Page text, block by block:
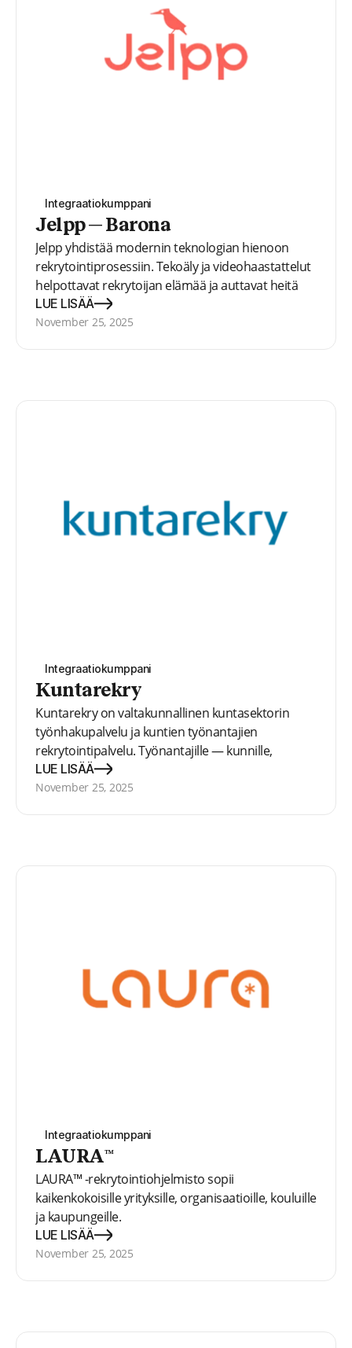
Integraatiokumppani
Jelpp — Barona
Jelpp yhdistää modernin teknologian hienoon
rekrytointiprosessiin. Tekoäly ja videohaastattelut
helpottavat rekrytoijan elämää ja auttavat heitä
löytämään parhaan ehdokkaan joka kerta. Tekoäly
ei vain auta rekrytoijaa, vaan myös auttaa hakijoita
LUE LISÄÄ
November 25, 2025
Integraatiokumppani
Kuntarekry
Kuntarekry on valtakunnallinen kuntasektorin
työnhakupalvelu ja kuntien työnantajien
rekrytointipalvelu. Työnantajille — kunnille,
kaupungeille, kuntaliitoille ja kuntayrityksille
Kuntarekry tarjoaa rekrytointiohjelmistoja ja
LUE LISÄÄ
November 25, 2025
Integraatiokumppani
LAURA™
LAURA™ -rekrytointiohjelmisto sopii
kaikenkokoisille yrityksille, organisaatioille, kouluille
ja kaupungeille.
LUE LISÄÄ
November 25, 2025